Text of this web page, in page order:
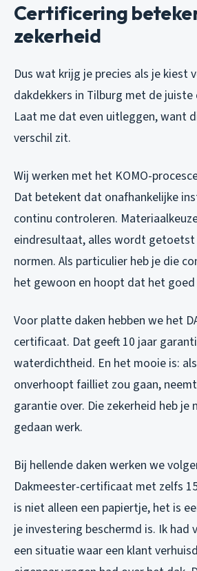
Certificering
zekerheid
Dus wat krijg je precies als je kiest
dakdekkers in Tilburg met de
Laat me dat even uitleggen, want
verschil zit.
Wij werken met het KOMO-
Dat betekent dat onafhankelijke
continu controleren.
eindresultaat, alles wordt
normen. Als particulier heb je die
het gewoon en hoopt dat het
Voor platte daken hebben we het
certificaat. Dat geeft 10 jaar
waterdichtheid. En het mooie is:
onverhoopt failliet zou gaan, neemt
garantie over. Die zekerheid heb je
gedaan werk.
Bij hellende daken werken we
Dakmeester-certificaat met zelfs
is niet alleen een papiertje, het is
je investering beschermd is. Ik had
een situatie waar een klant